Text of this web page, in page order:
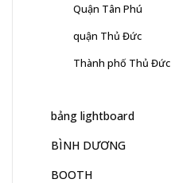
Quận Tân Phú
quận Thủ Đức
Thành phố Thủ Đức
bảng lightboard
BÌNH DƯƠNG
BOOTH